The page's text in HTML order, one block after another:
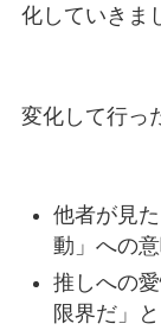
化していきま
変化して行っ
他者が見
動」への
推しへの
限界だ」